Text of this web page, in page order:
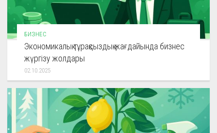
БИЗНЕС
Экономикалық тұрақсыздық жағдайында бизнес
жүргізу жолдары
02.10.2025